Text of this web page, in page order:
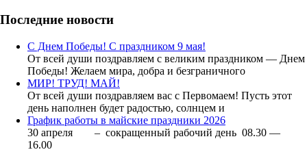
Последние новости
С Днем Победы! С праздником 9 мая!
От всей души поздравляем с великим праздником — Днем
Победы! Желаем мира, добра и безграничного
МИР! ТРУД! МАЙ!
От всей души поздравляем вас с Первомаем! Пусть этот
день наполнен будет радостью, солнцем и
График работы в майские праздники 2026
30 апреля – сокращенный рабочий день 08.30 —
16.00